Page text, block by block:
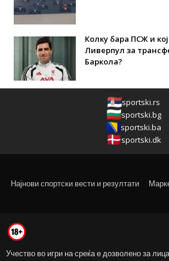
Колку бара ПСЖ и
Ливерпул за
Баркола?
sportski.rs
sportski.bg
sportski.ba
sportski.dk
Најнови спортски вести и резултати
Учество во игри на среќа е дозволено за